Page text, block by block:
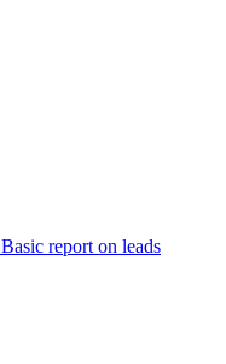
Basic report on leads